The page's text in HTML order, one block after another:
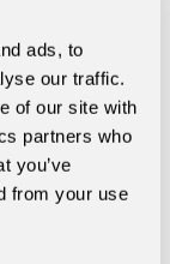
ads, to
our traffic.
of our site with
partners who
you’ve
from your use